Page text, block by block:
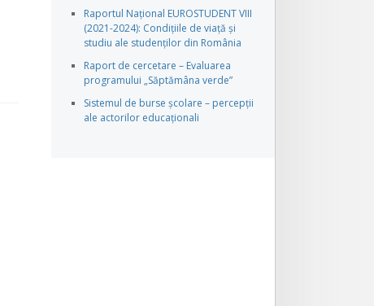
Raportul Național EUROSTUDENT VIII
(2021-2024): Condițiile de viață și
studiu ale studenților din România
Raport de cercetare – Evaluarea
programului „Săptămâna verde”
Sistemul de burse școlare – percepții
ale actorilor educaționali